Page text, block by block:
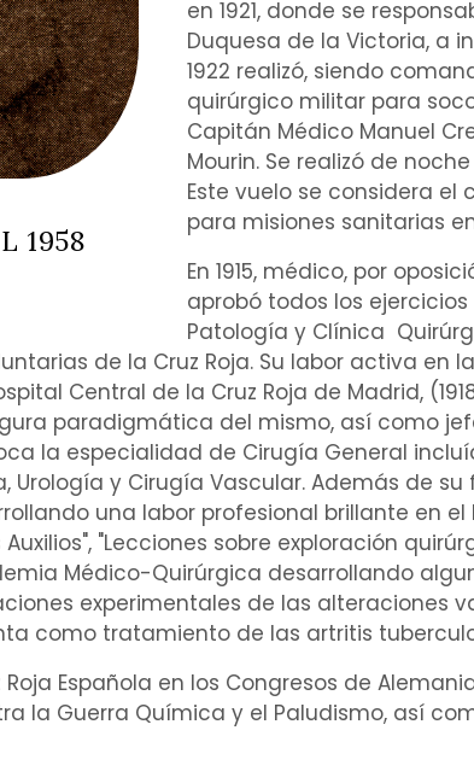
1958
en 1921, donde se
Duquesa de la Victoria, a
1922 realizó, siendo
quirúrgico militar para
Capitán Médico Manuel
Mourin. Se realizó de
Este vuelo se considera
para misiones sanitarias
En 1915, médico, por
aprobó todos los
Patología y Clínica
de la Cruz Roja. Su labor activa en
Central de la Cruz Roja de Madrid,
paradigmática del mismo, así como
la especialidad de Cirugía General
, Urología y Cirugía Vascular. Además de
una labor profesional brillante en el
", "Lecciones sobre exploración
Médico-Quirúrgica desarrollando
experimentales de las alteraciones
como tratamiento de las artritis
Española en los Congresos de
la Guerra Química y el Paludismo, así